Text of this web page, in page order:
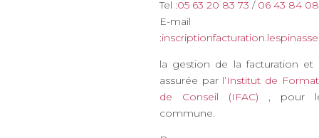
Tel :05 63 20 83 73 / 06 43 84
E-mail
:
la gestion de la facturation et
assurée par l’Institut de
de Conseil (IFAC) , pour
commune.